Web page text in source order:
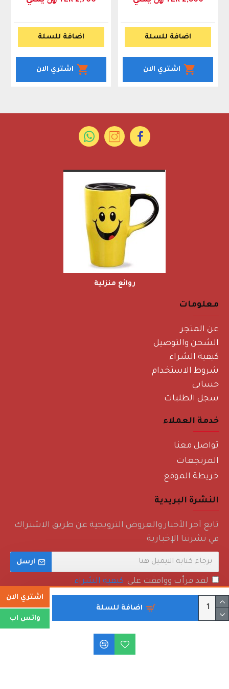
اضافة للسلة
اشتري الان
واتس اب
اضافة للسلة
اشتري الان
اضافة للسلة
اشتري الان
روائع منزلية
معلومات
عن المتجر
الشحن والتوصيل
كيفية الشراء
شروط الاستخدام
حسابي
سجل الطلبات
خدمة العملاء
تواصل معنا
المرتجعات
خريطة الموقع
النشرة البريدية
تابع آخر الأخبار والعروض الترويجية عن طريق الاشتراك
في نشرتنا الإخبارية
ارسل
لقد قرأت ووافقت على كيفية الشراء